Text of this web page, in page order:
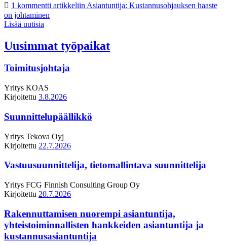
1 kommentti artikkeliin Asiantuntija: Kustannusohjauksen haaste
on johtaminen
Lisää uutisia
Uusimmat työpaikat
Toimitusjohtaja
Yritys KOAS
Kirjoitettu 3.8.2026
Suunnittelupäällikkö
Yritys Tekova Oyj
Kirjoitettu 22.7.2026
Vastuusuunnittelija, tietomallintava suunnittelija
Yritys FCG Finnish Consulting Group Oy
Kirjoitettu 20.7.2026
Rakennuttamisen nuorempi asiantuntija,
yhteistoiminnallisten hankkeiden asiantuntija ja
kustannusasiantuntija